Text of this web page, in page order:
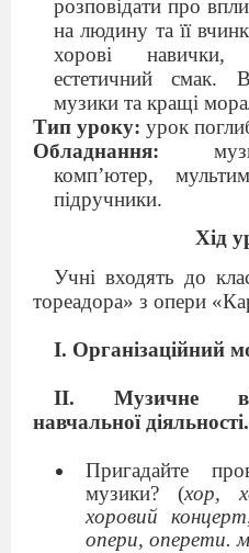
розповідати про
на людину та її
хорові навички,
естетичний смак.
музики та кращі
Тип уроку: урок
Обладнання:
комп’ютер,
підручники.
Хід
Учні входять до
тореадора» з опери
І. Організаційний
ІІ. Музичне
навчальної діяльності.
Пригадайте
музики? (хор,
хоровий
опери, оперети.